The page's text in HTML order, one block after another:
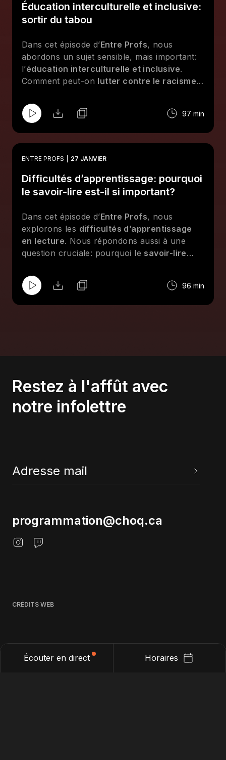
Écouter en direct Horaires
individuelles et culturelles des élèves.
Éducation interculturelle et inclusive:
sortir du tabou
Dans cet épisode d’Entre Profs, nous
abordons un sujet sensible, mais important:
l’éducation interculturelle et inclusive.
Comment peut-on lutter contre le racisme à
peut sembler délicat à aborder? Découvrez
également l'
impact du racisme
sur la
les stratégies pédagogiques visant à créer un
milieu plus inclusif.
97 min
ENTRE PROFS 27 JANVIER
Difficultés d’apprentissage: pourquoi
le savoir-lire est-il si important?
Dans cet épisode d’Entre Profs, nous
explorons les difficultés d’apprentissage
en lecture. Nous répondons aussi à une
question cruciale: pourquoi le savoir-lire
élèves ? Découvrez des stratégies pratiques
pour aider les jeunes à surmonter leurs 96 min
Restez à l'affût avec
notre infolettre
programmation@choq.ca
CRÉDITS WEB